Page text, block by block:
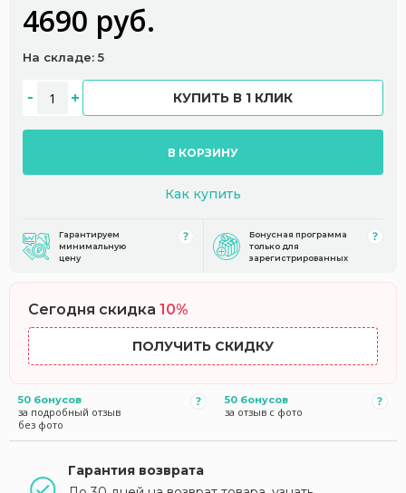
4690 руб.
На складе: 5
КУПИТЬ В 1 КЛИК
В КОРЗИНУ
Как купить
Гарантируем
минимальную
цену
Бонусная программа
только для
зарегистрированных
Сегодня скидка 10%
ПОЛУЧИТЬ СКИДКУ
50 бонусов
за подробный отзыв
без фото
50 бонусов
за отзыв с фото
Гарантия возврата